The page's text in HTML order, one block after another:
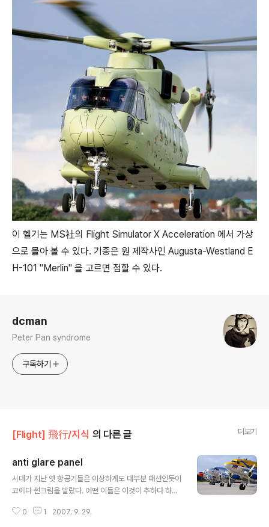
이 헬기는 MS社의 Flight Simulator X Acceleration 에서 가상
으로 몰아 볼 수 있다. 기종은 원 제작사인 Augusta-Westland E
H-101 "Merlin" 을 고르면 접할 수 있다.
dcman
Peter Pan syndrome
구독하기
[Flight] 飛行/지식 의 다른 글 더보기
anti glare panel
시대가 지난 옛 항공기들은 이상하게도 대부분 패션인듯이
코에다 썬크림을 발랐다. 어떤 이들은 이것이 추하다 하였
DC-2 에서 콧등에서의 태양빛 반사는 문제 되어왔고, DC
0 1 2007. 9. 29.